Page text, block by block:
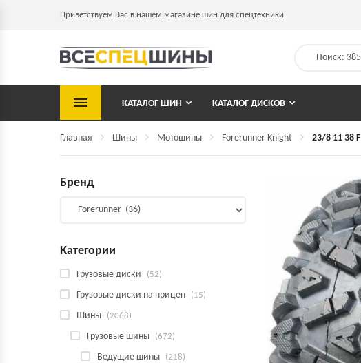
Приветствуем Вас в нашем магазине шин для спецтехники
КАТАЛОГ ШИН КАТАЛОГ ДИСКОВ
Главная Шины Мотошины Forerunner Knight 23/8 11 38 F
Бренд
Категории
Грузовые диски (52)
Грузовые диски на прицеп (15)
Шины (2068)
Грузовые шины (672)
Ведущие шины (218)